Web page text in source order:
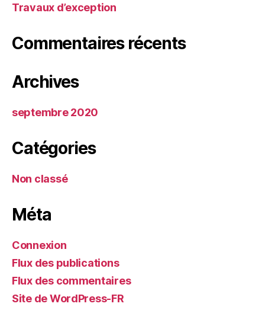
Travaux d’exception
Commentaires récents
Archives
septembre 2020
Catégories
Non classé
Méta
Connexion
Flux des publications
Flux des commentaires
Site de WordPress-FR